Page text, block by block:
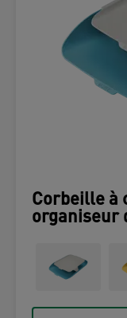
Corbeille à
organiseur